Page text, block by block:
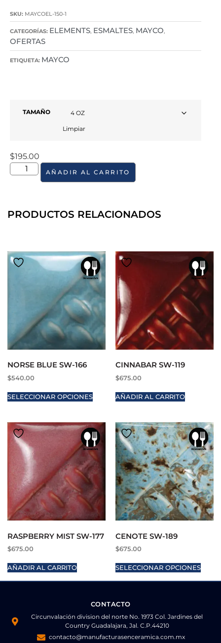
SKU: MAYCOEL-150-1
CATEGORÍAS: ELEMENTS, ESMALTES, MAYCO,
OFERTAS
ETIQUETA: MAYCO
TAMAÑO
Limpiar
$195.00
AÑADIR AL CARRITO
PRODUCTOS RELACIONADOS
NORSE BLUE SW-166
$540.00
SELECCIONAR OPCIONES
CINNABAR SW-119
$675.00
AÑADIR AL CARRITO
RASPBERRY MIST SW-177
$675.00
AÑADIR AL CARRITO
CENOTE SW-189
$675.00
SELECCIONAR OPCIONES
CONTACTO
Circunvalación division del norte No. 1973 Col. Jardines del
Country Guadalajara, Jal. C.P.44210
contacto@manufacturasenceramica.com.mx